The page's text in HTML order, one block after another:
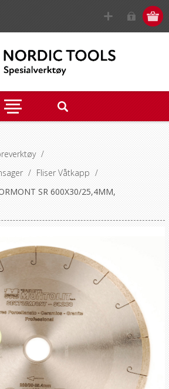
/
/ Fliser Våtkapp /
SR 600X30/25,4MM,